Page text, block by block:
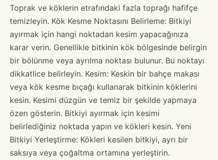
Toprak ve köklerin etrafındaki fazla toprağı hafifçe
temizleyin. Kök Kesme Noktasını Belirleme: Bitkiyi
ayırmak için hangi noktadan kesim yapacağınıza
karar verin. Genellikle bitkinin kök bölgesinde belirgin
bir bölünme veya ayrılma noktası bulunur. Bu noktayı
dikkatlice belirleyin. Kesim: Keskin bir bahçe makası
veya kök kesme bıçağı kullanarak bitkinin köklerini
kesin. Kesimi düzgün ve temiz bir şekilde yapmaya
özen gösterin. Bitkiyi ayırmak için kesimi
belirlediğiniz noktada yapın ve kökleri kesin. Yeni
Bitkiyi Yerleştirme: Kökleri kesilen bitkiyi, ayrı bir
saksıya veya çoğaltma ortamına yerleştirin.